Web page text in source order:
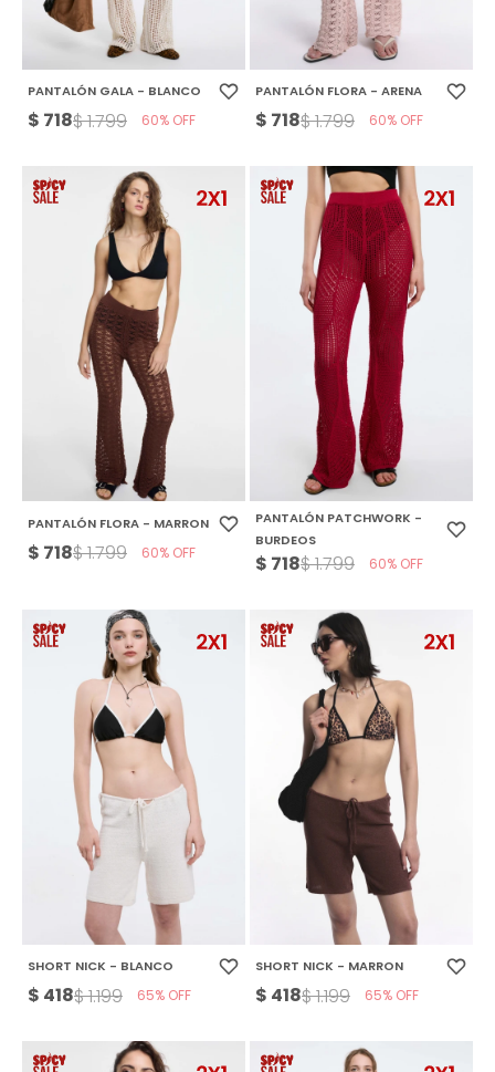
PANTALÓN GALA - BLANCO
$ 718$1.799 60
PANTALÓN FLORA - ARENA
$ 718$1.799 60
PANTALÓN FLORA - MARRON
$ 718$1.799 60
PANTALÓN PATCHWORK -
BURDEOS
$ 718$1.799 60
SHORT NICK - BLANCO
$ 418$1.199 65
SHORT NICK - MARRON
$ 418$1.199 65